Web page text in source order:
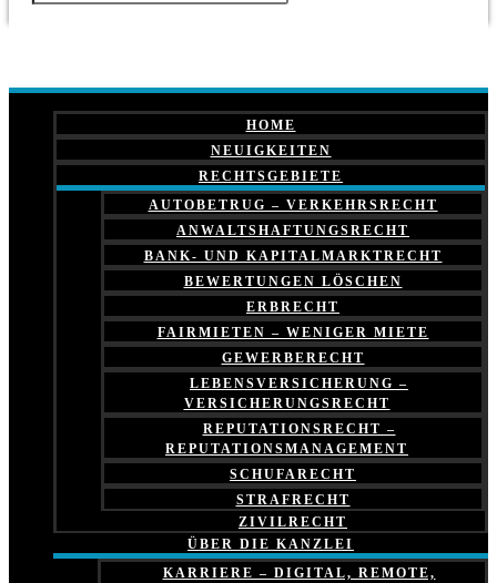
HOME
NEUIGKEITEN
RECHTSGEBIETE
AUTOBETRUG – VERKEHRSRECHT
ANWALTSHAFTUNGSRECHT
BANK- UND KAPITALMARKTRECHT
BEWERTUNGEN LÖSCHEN
ERBRECHT
FAIRMIETEN – WENIGER MIETE
GEWERBERECHT
LEBENSVERSICHERUNG –
VERSICHERUNGSRECHT
REPUTATIONSRECHT –
REPUTATIONSMANAGEMENT
SCHUFARECHT
STRAFRECHT
ZIVILRECHT
ÜBER DIE KANZLEI
KARRIERE – DIGITAL, REMOTE,